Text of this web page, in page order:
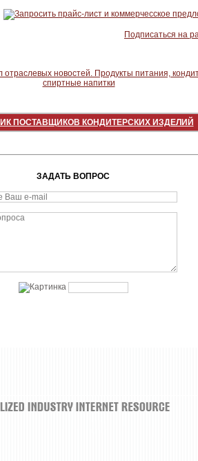
Подписаться на
ПОСТАВЩИКОВ КОНДИТЕРСКИХ ИЗДЕЛИЙ
ЗАДАТЬ ВОПРОС